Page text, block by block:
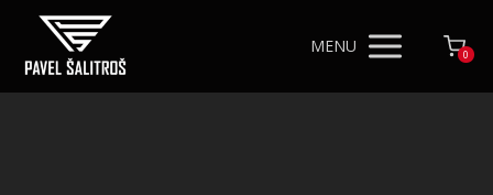
MENU 0